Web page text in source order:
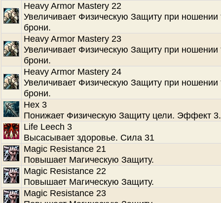
Heavy Armor Mastery 22
Увеличивает Физическую Защиту при ношении
брони.
Heavy Armor Mastery 23
Увеличивает Физическую Защиту при ношении
брони.
Heavy Armor Mastery 24
Увеличивает Физическую Защиту при ношении
брони.
Hex 3
Понижает Физическую Защиту цели. Эффект 3.
Life Leech 3
Высасывает здоровье. Сила 31
Magic Resistance 21
Повышает Магическую Защиту.
Magic Resistance 22
Повышает Магическую Защиту.
Magic Resistance 23